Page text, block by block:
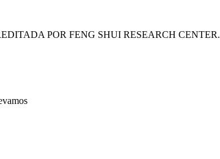
POR FENG SHUI RESEARCH CENTER.